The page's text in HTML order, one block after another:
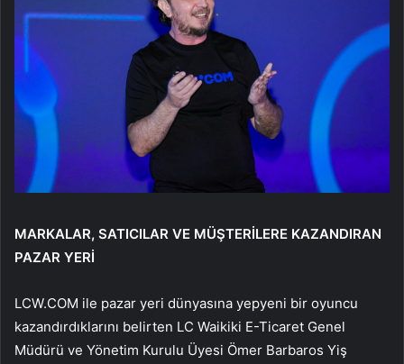
MARKALAR, SATICILAR VE MÜŞTERİLERE KAZANDIRAN
PAZAR YERİ
LCW.COM ile pazar yeri dünyasına yepyeni bir oyuncu
kazandırdıklarını belirten LC Waikiki E-Ticaret Genel
Müdürü ve Yönetim Kurulu Üyesi Ömer Barbaros Yiş